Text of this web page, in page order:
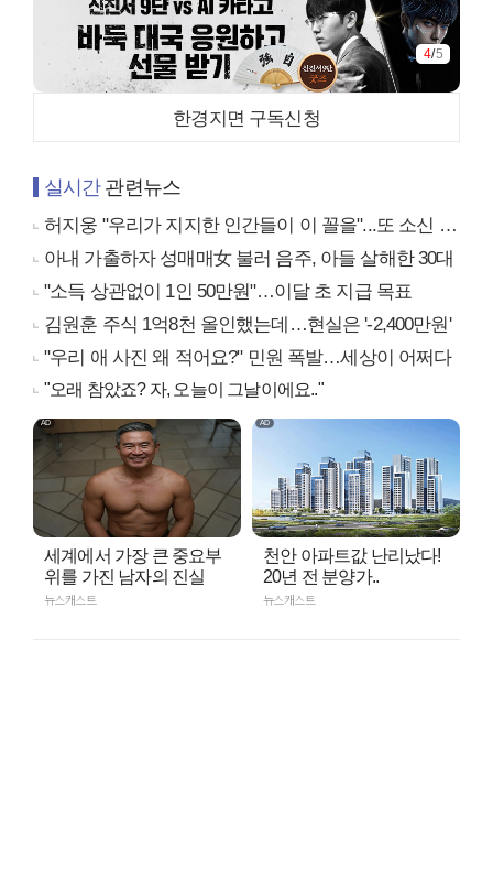
4/5
한경지면 구독신청
실시간관련뉴스
허지웅 "우리가 지지한 인간들이 이 꼴을"...또 소신 발언
아내 가출하자 성매매女 불러 음주, 아들 살해한 30대
"소득 상관없이 1인 50만원"…이달 초 지급 목표
김원훈 주식 1억8천 올인했는데…현실은 '-2,400만원'
"우리 애 사진 왜 적어요?" 민원 폭발…세상이 어쩌다
"오래 참았죠? 자, 오늘이 그날이에요.."
세계에서 가장 큰 중요부
위를 가진 남자의 진실
뉴스캐스트
천안 아파트값 난리났다!
20년 전 분양가..
뉴스캐스트